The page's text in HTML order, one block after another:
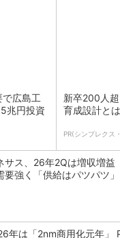
で広島工
兆円投資
新卒200人
育成設計とは
PR(シンプレクス
サス、26年2Qは増収増
要強く「供給はパツパツ」
年は「2nm商用化元年」